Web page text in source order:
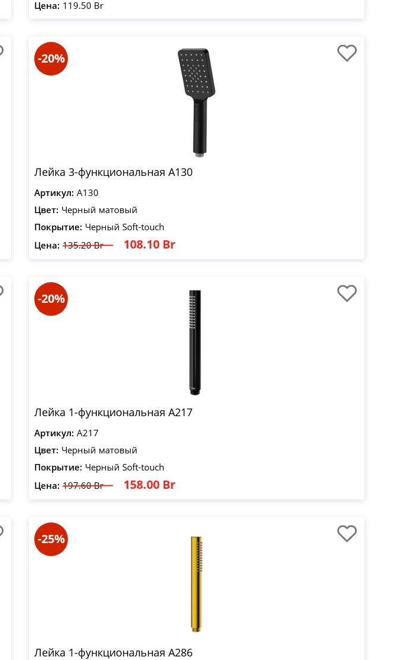
Цена: 119.50 Br
-20%
Лейка 3-функциональная A130
Артикул: A130
Цвет: Черный матовый
Покрытие: Черный Soft-touch
Цена: 135.20 Br 108.10 Br
-20%
Лейка 1-функциональная A217
Артикул: A217
Цвет: Черный матовый
Покрытие: Черный Soft-touch
Цена: 197.60 Br 158.00 Br
-25%
Лейка 1-функциональная A286